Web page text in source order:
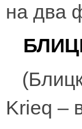
на два
Krieq –